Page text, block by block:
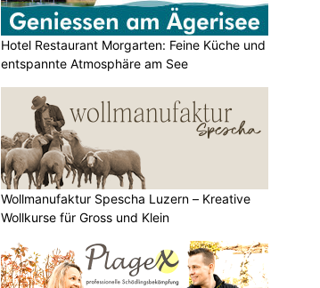
Hotel Restaurant Morgarten: Feine Küche und
entspannte Atmosphäre am See
Wollmanufaktur Spescha Luzern – Kreative
Wollkurse für Gross und Klein